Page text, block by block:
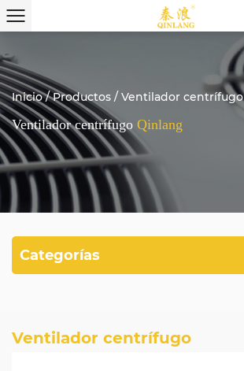
Inicio/Productos / Ventilador centrífugo
Ventilador centrífugo Qinlang
Categorías
Ventilador centrífugo